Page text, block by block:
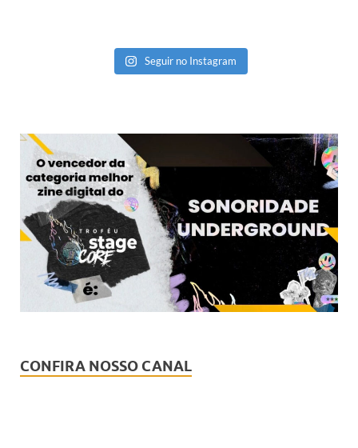
Seguir no Instagram
CONFIRA NOSSO CANAL